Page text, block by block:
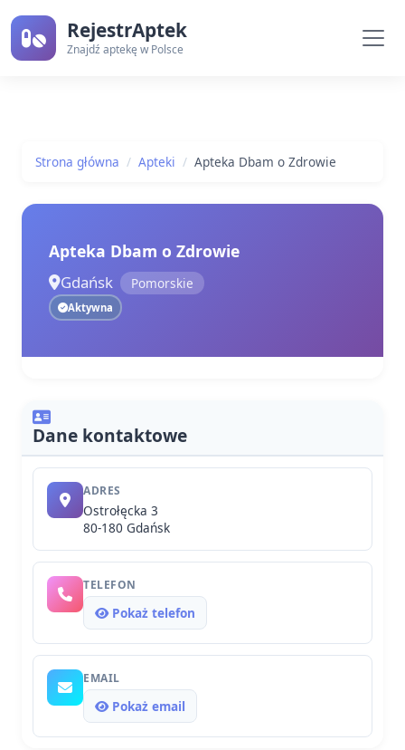
RejestrAptek
Znajdź aptekę w Polsce
Strona główna Apteki Apteka Dbam o Zdrowie
Apteka Dbam o Zdrowie
Gdańsk Pomorskie
Aktywna
Dane kontaktowe
ADRES
Ostrołęcka 3
80-180 Gdańsk
TELEFON
Pokaż telefon
EMAIL
Pokaż email